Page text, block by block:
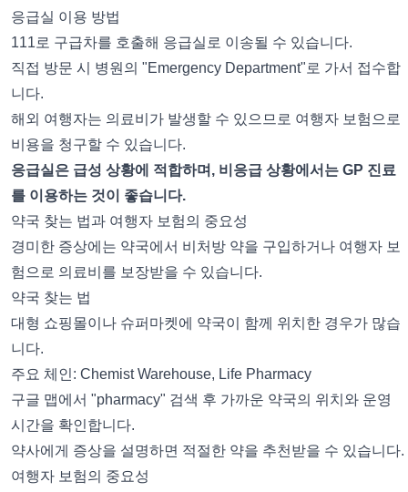
응급실 이용 방법
111로 구급차를 호출해 응급실로 이송될 수 있습니다.
직접 방문 시 병원의 "Emergency Department"로 가서 접수합
니다.
해외 여행자는 의료비가 발생할 수 있으므로 여행자 보험으로
비용을 청구할 수 있습니다.
응급실은 급성 상황에 적합하며, 비응급 상황에서는 GP 진료
를 이용하는 것이 좋습니다.
약국 찾는 법과 여행자 보험의 중요성
경미한 증상에는 약국에서 비처방 약을 구입하거나 여행자 보
험으로 의료비를 보장받을 수 있습니다.
약국 찾는 법
대형 쇼핑몰이나 슈퍼마켓에 약국이 함께 위치한 경우가 많습
니다.
주요 체인: Chemist Warehouse, Life Pharmacy
구글 맵에서 "pharmacy" 검색 후 가까운 약국의 위치와 운영
시간을 확인합니다.
약사에게 증상을 설명하면 적절한 약을 추천받을 수 있습니다.
여행자 보험의 중요성